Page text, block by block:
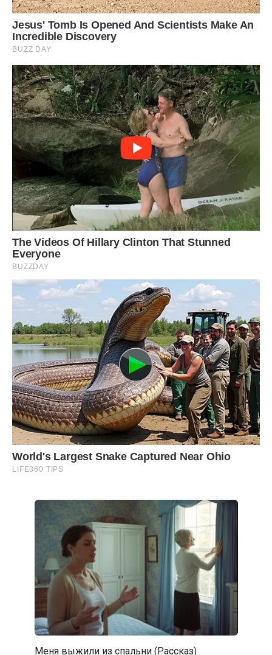
Меня выжили из спальни (Рассказ)